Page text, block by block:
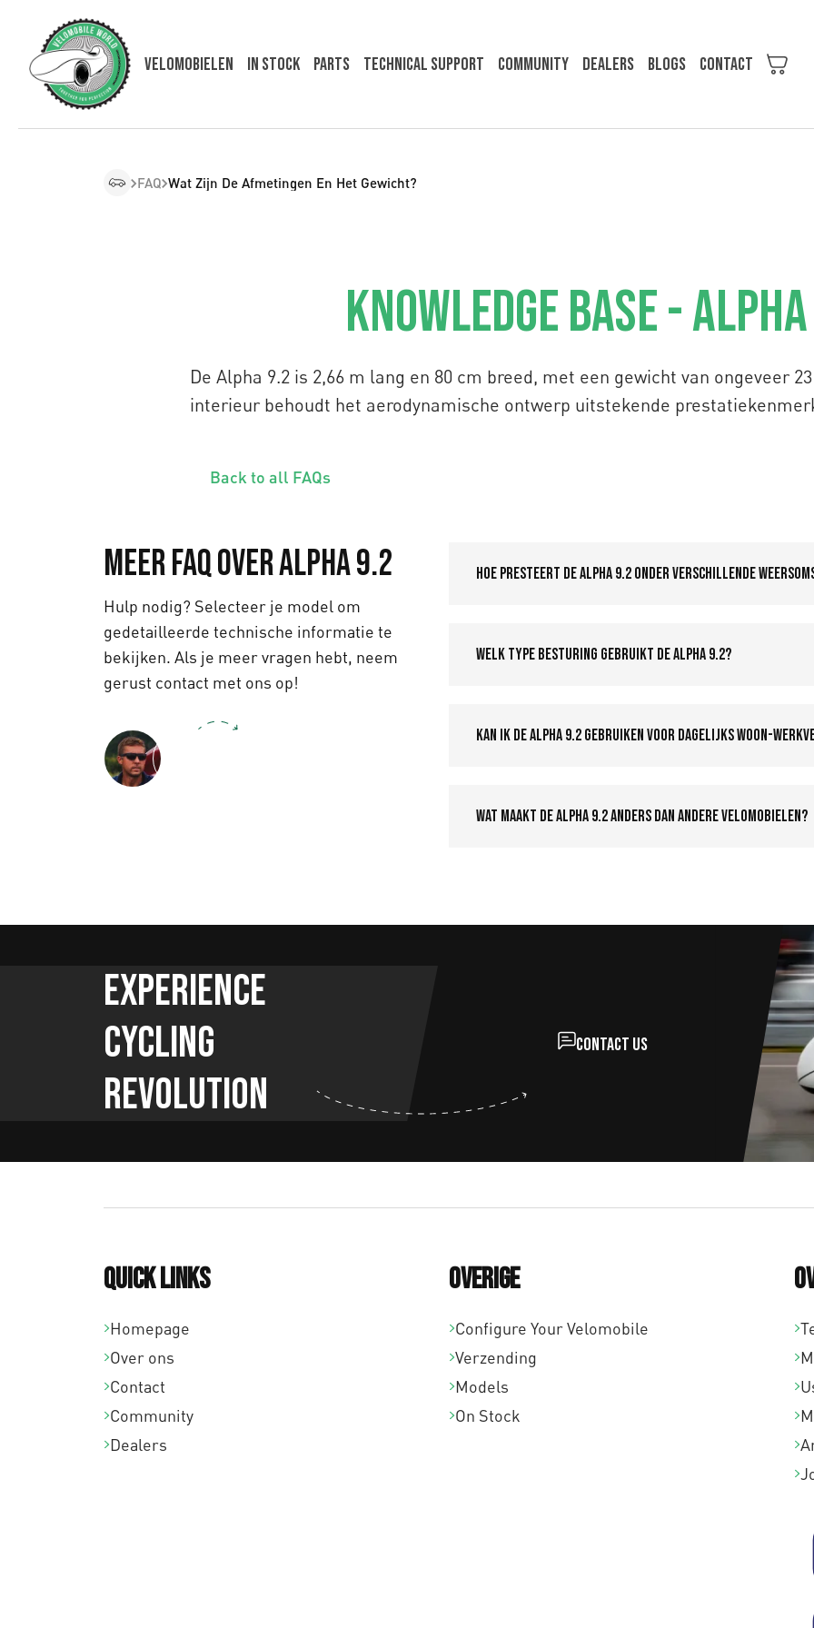
Velomobielen In Stock Parts Technical support Community Dealers Blogs Contact
FAQ Wat Zijn De Afmetingen En Het Gewicht?
Knowledge Base -
De Alpha 9.2 is 2,66 m lang en 80 cm breed, met een gewicht van ongeveer
interieur behoudt het aerodynamische ontwerp uitstekende
Back to all FAQs
Meer FAQ over Alpha 9.2
Hulp nodig? Selecteer je model om
gedetailleerde technische informatie te
bekijken. Als je meer vragen hebt, neem
gerust contact met ons op!
Hoe presteert de Alpha 9.2 onder verschillende
Welk type besturing gebruikt de Alpha 9.2?
Kan ik de Alpha 9.2 gebruiken voor dagelijks woon-
Wat maakt de Alpha 9.2 anders dan andere velomobielen?
Experience
Cycling
Revolution
Contact us
Quick links
Homepage
Over ons
Contact
Community
Dealers
Overige
Configure Your Velomobile
Verzending
Models
On Stock